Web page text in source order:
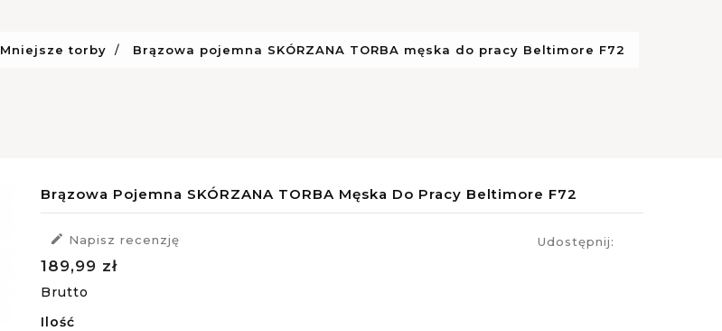
Mniejsze torby Brązowa pojemna SKÓRZANA TORBA męska do pracy Beltimore F72
Brązowa Pojemna SKÓRZANA TORBA Męska Do Pracy Beltimore F72
 Napisz recenzję Udostępnij:
189,99 zł
Brutto
Ilość